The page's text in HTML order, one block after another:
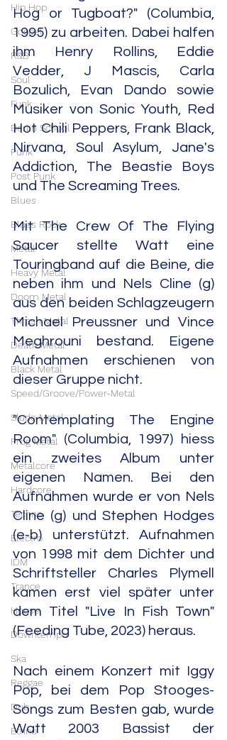
Hip Hop
Gospel
R&B
Soul
Funk
Berlin School
Punk
Post Punk
Blues
Blues Rock
Metal
Heavy Metal
Doom Metal
Thrash Metal
Death Metal
Black Metal
Speed/Groove/Power-Metal
Slude Metal
Prog Metal
Metalcore
Hardcore
Techno
Electro
IDM
Trance
House
Downtempo
Ska
Reggae
Dub
Ethno
Hog or Tugboat?" (Columbia,
1995) zu arbeiten. Dabei halfen
ihm Henry Rollins, Eddie
Vedder, J Mascis, Carla
Bozulich, Evan Dando sowie
Musiker von Sonic Youth, Red
Hot Chili Peppers, Frank Black,
Nirvana, Soul Asylum, Jane's
Addiction, The Beastie Boys
und The Screaming Trees.
Mit The Crew Of The Flying
Saucer stellte Watt eine
Touringband auf die Beine, die
neben ihm und Nels Cline (g)
aus den beiden Schlagzeugern
Michael Preussner und Vince
Meghrouni bestand. Eigene
Aufnahmen erschienen von
dieser Gruppe nicht.
"Contemplating The Engine
Room" (Columbia, 1997) hiess
ein zweites Album unter
eigenen Namen. Bei den
Aufnahmen wurde er von Nels
Cline (g) und Stephen Hodges
(e-b) unterstützt. Aufnahmen
von 1998 mit dem Dichter und
Schriftsteller Charles Plymell
kamen erst viel später unter
dem Titel "Live In Fish Town"
(Feeding Tube, 2023) heraus.
Nach einem Konzert mit Iggy
Pop, bei dem Pop Stooges-
Songs zum Besten gab, wurde
Watt 2003 Bassist der